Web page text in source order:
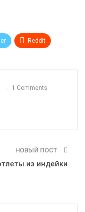
ReddIt
1 Comments
НОВЫЙ ПОСТ
из индейки